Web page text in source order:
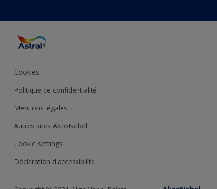
Produits
Inspiration
Conseil déco
Cookies
Politique de confidentialité
Mentions légales
Autres sites AkzoNobel
Cookie settings
Déclaration d'accessibilité